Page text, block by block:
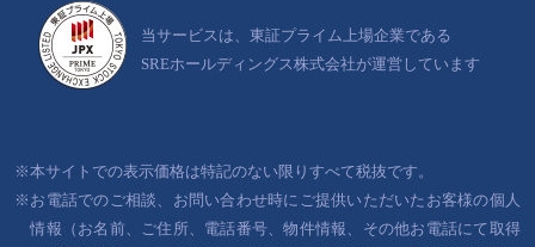
当サービスは、東証プライム上場企業である
SREホールディングス株式会社が運営しています
※本サイトでの表示価格は特記のない限りすべて税抜です。
※お電話でのご相談、お問い合わせ時にご提供いただいたお客様の個人
情報（お名前、ご住所、電話番号、物件情報、その他お電話にて取得